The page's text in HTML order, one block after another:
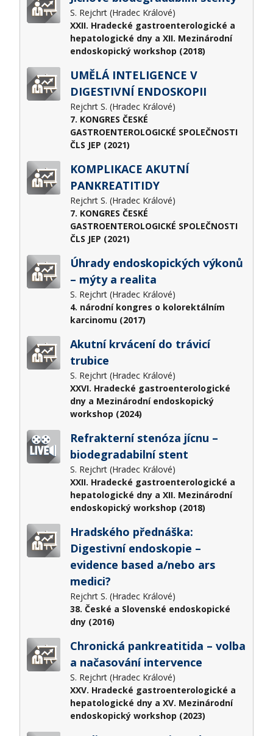
S. Rejchrt (Hradec Králové)
XXII. Hradecké gastroenterologické a
hepatologické dny a XII. Mezinárodní
endoskopický workshop (2018)
UMĚLÁ INTELIGENCE V
DIGESTIVNÍ ENDOSKOPII
Rejchrt S. (Hradec Králové)
7. KONGRES ČESKÉ
GASTROENTEROLOGICKÉ SPOLEČNOSTI
ČLS JEP (2021)
KOMPLIKACE AKUTNÍ
PANKREATITIDY
Rejchrt S. (Hradec Králové)
7. KONGRES ČESKÉ
GASTROENTEROLOGICKÉ SPOLEČNOSTI
ČLS JEP (2021)
Úhrady endoskopických výkonů
– mýty a realita
S. Rejchrt (Hradec Králové)
4. národní kongres o kolorektálním
karcinomu (2017)
Akutní krvácení do trávicí
trubice
S. Rejchrt (Hradec Králové)
XXVI. Hradecké gastroenterologické
dny a Mezinárodní endoskopický
workshop (2024)
Refrakterní stenóza jícnu –
biodegradabilní stent
S. Rejchrt (Hradec Králové)
XXII. Hradecké gastroenterologické a
hepatologické dny a XII. Mezinárodní
endoskopický workshop (2018)
Hradského přednáška:
Digestivní endoskopie –
evidence based a/nebo ars
medici?​
Rejchrt S. (Hradec Králové)
38. České a Slovenské endoskopické
dny (2016)
Chronická pankreatitida – volba
a načasování intervence
S. Rejchrt (Hradec Králové)
XXV. Hradecké gastroenterologické a
hepatologické dny a XV. Mezinárodní
endoskopický workshop (2023)